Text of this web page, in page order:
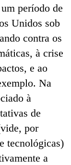
período de
Unidos sob
contra os
à crise
e ao
Na
à
de
por
tecnológicas)
a